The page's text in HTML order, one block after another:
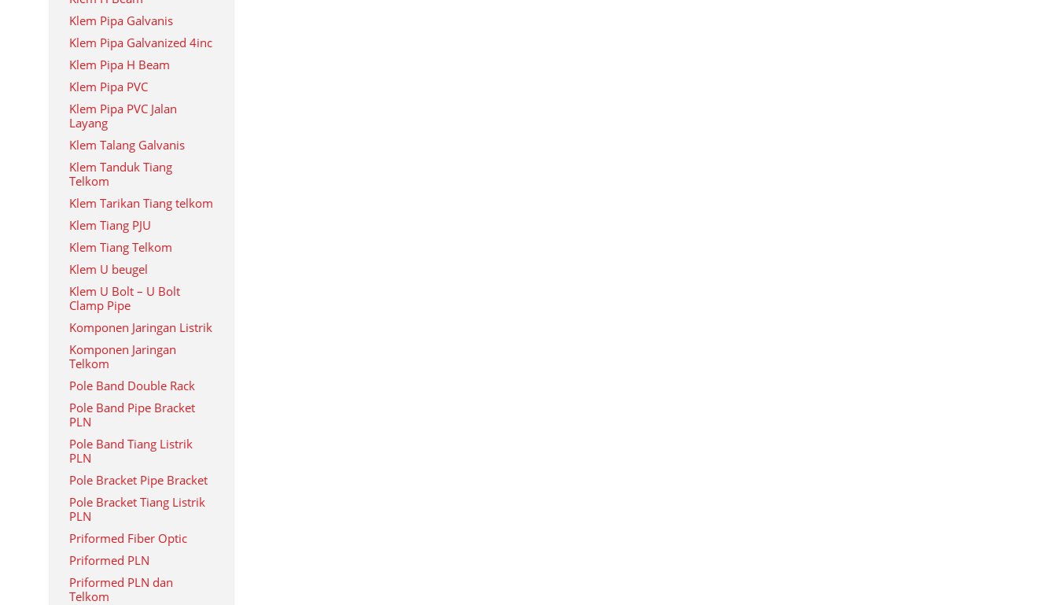
Klem Pipa Galvanis
Klem Pipa Galvanized 4inc
Klem Pipa H Beam
Klem Pipa PVC
Klem Pipa PVC Jalan
Layang
Klem Talang Galvanis
Klem Tanduk Tiang
Telkom
Klem Tarikan Tiang telkom
Klem Tiang PJU
Klem Tiang Telkom
Klem U beugel
Klem U Bolt – U Bolt
Clamp Pipe
Komponen Jaringan Listrik
Komponen Jaringan
Telkom
Pole Band Double Rack
Pole Band Pipe Bracket
PLN
Pole Band Tiang Listrik
PLN
Pole Bracket Pipe Bracket
Pole Bracket Tiang Listrik
PLN
Priformed Fiber Optic
Priformed PLN
Priformed PLN dan
Telkom